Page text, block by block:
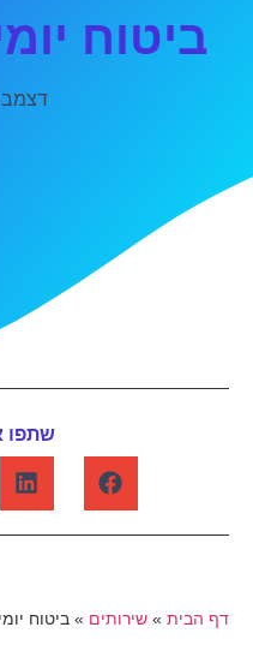
ביטוח
דצמבר 5,
שתפו
דף הבית» שירותים» ביטוח